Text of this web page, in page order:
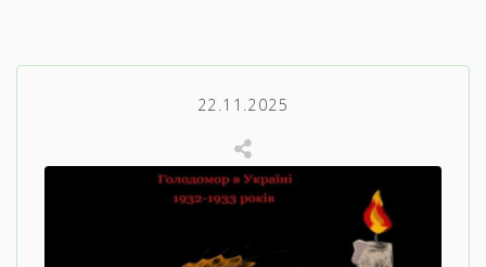
22.11.2025